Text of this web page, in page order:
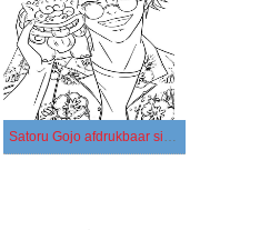
Satoru Gojo afdrukbaar simpel